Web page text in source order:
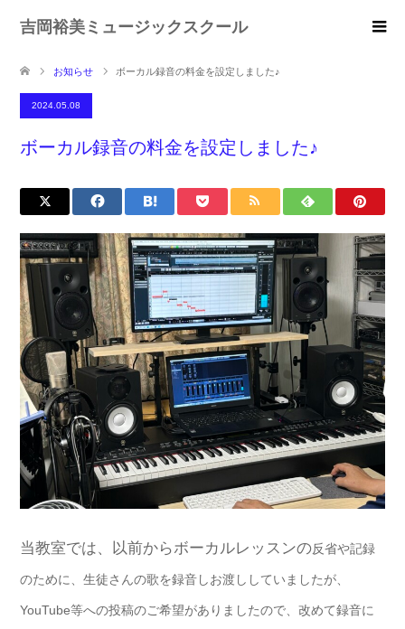
吉岡裕美ミュージックスクール
お知らせ ボーカル録音の料金を設定しました♪
2024.05.08
ボーカル録音の料金を設定しました♪
当教室では、以前からボーカルレッスンの反省や記録
のために、 生徒さんの歌を録音しお渡ししていましたが、
YouTube等への投稿のご希望がありましたので、改めて録音に